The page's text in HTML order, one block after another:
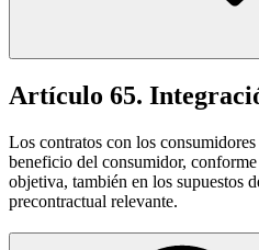
Artículo 65.
Los contratos con los
beneficio del consumidor,
objetiva, también en los supuestos
precontractual relevante.